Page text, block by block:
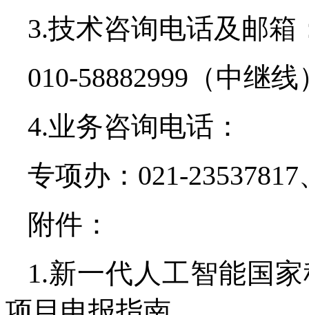
3.技术咨询电话及邮箱
010-58882999（中继
4.业务咨询电话：
专项办：021-23537817
附件：
1.新一代人工智能国